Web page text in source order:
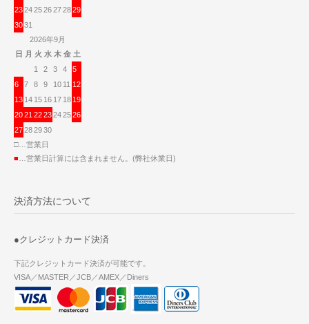
23242526272829
3031
2026年9月
日 月 火 水 木 金 土
1
2 3 4
5
6
7 8 9 10 11 12
13 14 15 16 17 18 19
2021 2223242526
27282930
□…営業日
■ …営業日計算には含まれません。(弊社休業日)
決済方法について
●クレジットカード決済
下記クレジットカード決済が可能です。
VISA／MASTER／JCB／AMEX／Diners